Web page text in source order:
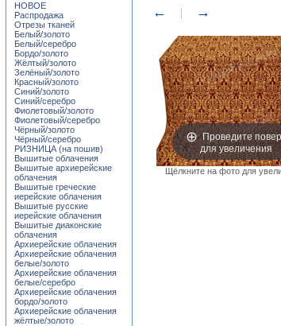
← →
Проведите
для увеличения
Щёлкните на фото для
НОВОЕ
Распродажа
Отрезы тканей
Белый/золото
Белый/серебро
Бордо/золото
Жёлтый/золото
Зелёный/золото
Красный/золото
Синий/золото
Синий/серебро
Фиолетовый/золото
Фиолетовый/серебро
Чёрный/золото
Чёрный/серебро
РИЗНИЦА (на пошив)
Вышитые облачения
Вышитые архиерейские
облачения
Вышитые греческие
иерейские облачения
Вышитые русские
иерейские облачения
Вышитые диаконские
облачения
Архиерейские облачения
Архиерейские облачения
белые/золото
Архиерейские облачения
белые/серебро
Архиерейские облачения
бордо/золото
Архиерейские облачения
жёлтые/золото